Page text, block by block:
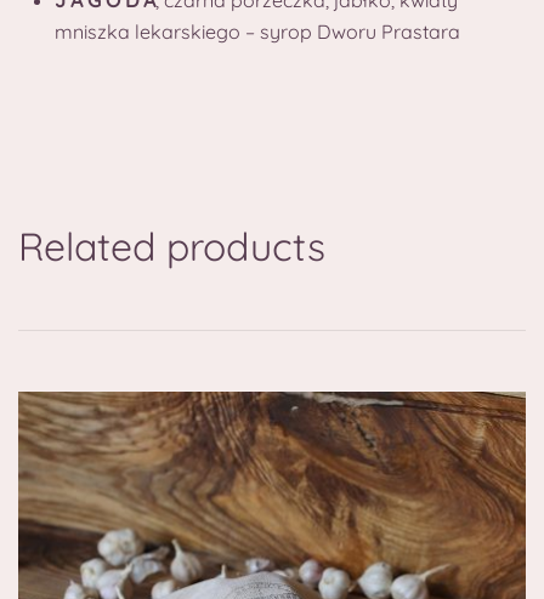
mniszka lekarskiego – syrop Dworu Prastara
Related products